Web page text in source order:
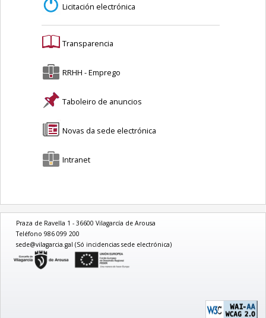
Licitación electrónica
Transparencia
RRHH - Emprego
Taboleiro de anuncios
Novas da sede electrónica
Intranet
Praza de Ravella 1 - 36600 Vilagarcía de Arousa
Teléfono 986 099 200
sede@vilagarcia.gal (Só incidencias sede electrónica)